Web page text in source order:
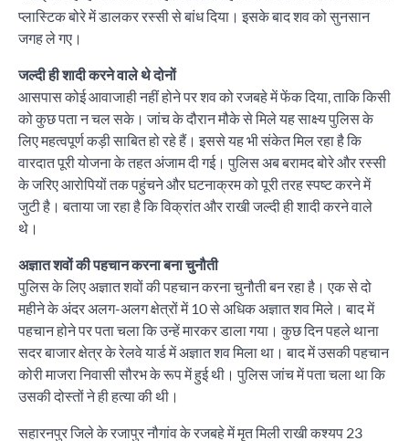
प्लास्टिक बोरे में डालकर रस्सी से बांध दिया। इसके बाद शव को सुनसान
जगह ले गए।
जल्दी ही शादी करने वाले थे दोनों
आसपास कोई आवाजाही नहीं होने पर शव को रजबहे में फेंक दिया, ताकि किसी
को कुछ पता न चल सके। जांच के दौरान मौके से मिले यह साक्ष्य पुलिस के
लिए महत्वपूर्ण कड़ी साबित हो रहे हैं। इससे यह भी संकेत मिल रहा है कि
वारदात पूरी योजना के तहत अंजाम दी गई। पुलिस अब बरामद बोरे और रस्सी
के जरिए आरोपियों तक पहुंचने और घटनाक्रम को पूरी तरह स्पष्ट करने में
जुटी है। बताया जा रहा है कि विक्रांत और राखी जल्दी ही शादी करने वाले
थे।
अज्ञात शवों की पहचान करना बना चुनौती
पुलिस के लिए अज्ञात शवों की पहचान करना चुनौती बन रहा है। एक से दो
महीने के अंदर अलग-अलग क्षेत्रों में 10 से अधिक अज्ञात शव मिले। बाद में
पहचान होने पर पता चला कि उन्हें मारकर डाला गया। कुछ दिन पहले थाना
सदर बाजार क्षेत्र के रेलवे यार्ड में अज्ञात शव मिला था। बाद में उसकी पहचान
कोरी माजरा निवासी सौरभ के रूप में हुई थी। पुलिस जांच में पता चला था कि
उसकी दोस्तों ने ही हत्या की थी।
सहारनपुर जिले के रजापुर नौगांव के रजबहे में मृत मिली राखी कश्यप 23